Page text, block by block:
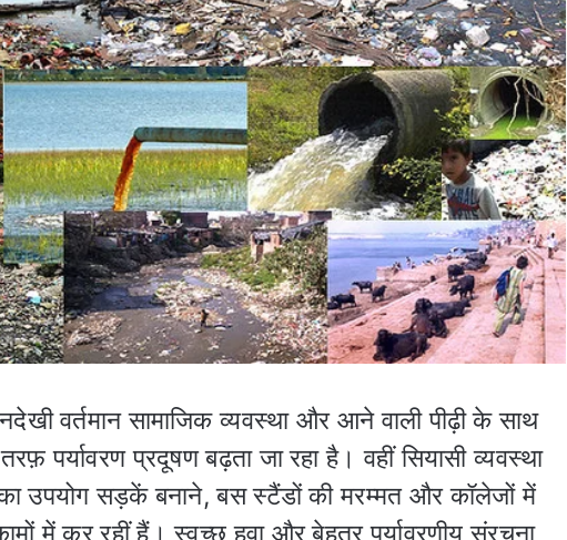
वर्तमान सामाजिक व्यवस्था और आने वाली पीढ़ी के साथ
पर्यावरण प्रदूषण बढ़ता जा रहा है। वहीं सियासी व्यवस्था
उपयोग सड़कें बनाने, बस स्टैंडों की मरम्मत और कॉलेजों में
में कर रहीं हैं। स्वच्छ हवा और बेहतर पर्यावरणीय संरचना